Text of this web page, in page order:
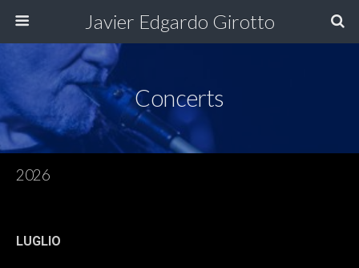
Javier Edgardo Girotto
Concerts
2026
LUGLIO